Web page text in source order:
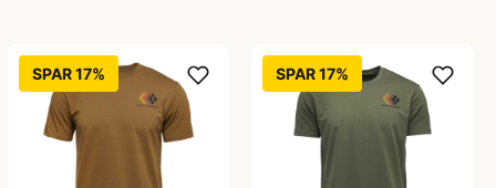
SPAR 17% SPAR 17%